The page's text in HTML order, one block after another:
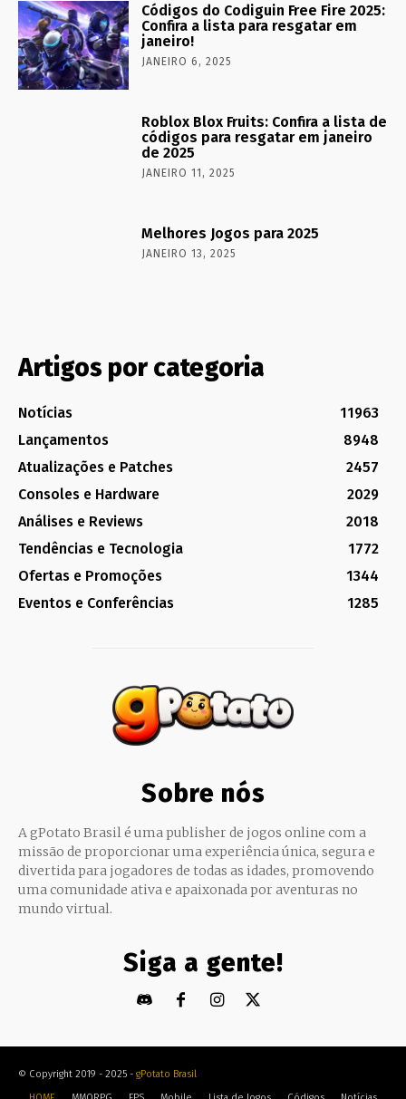
Códigos do Codiguin Free Fire 2025:
Confira a lista para resgatar em
janeiro!
JANEIRO 6, 2025
Roblox Blox Fruits: Confira a lista de
códigos para resgatar em janeiro
de 2025
JANEIRO 11, 2025
Melhores Jogos para 2025
JANEIRO 13, 2025
Artigos por categoria
Notícias
11963
Lançamentos
8948
Atualizações e Patches
2457
Consoles e Hardware
2029
Análises e Reviews
2018
Tendências e Tecnologia
1772
Ofertas e Promoções
1344
Eventos e Conferências
1285
Sobre nós
A gPotato Brasil é uma publisher de jogos online com a
missão de proporcionar uma experiência única, segura e
divertida para jogadores de todas as idades, promovendo
uma comunidade ativa e apaixonada por aventuras no
mundo virtual.
Siga a gente!
© Copyright 2019 - 2025 - gPotato Brasil